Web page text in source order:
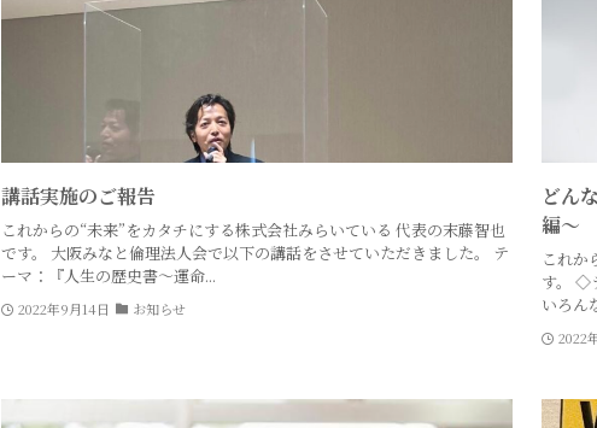
講話実施のご報告
これからの“未来”をカタチにする株式会社みらいている 代表の末藤智也
です。 大阪みなと倫理法人会で以下の講話をさせていただきました。 テ
ーマ：『人生の歴史書〜運命...
2022年9月14日 お知らせ
どん
編〜
これか
す。 ◇
いろん
2022